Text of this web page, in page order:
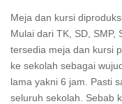
Meja dan kursi
Mulai dari TK, SD, SMP,
tersedia meja dan kursi
ke sekolah sebagai
lama yakni 6 jam. Pasti
seluruh sekolah. Sebab